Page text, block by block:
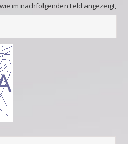
im nachfolgenden Feld angezeigt,